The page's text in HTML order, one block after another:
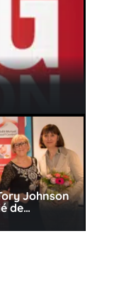
Johnson
de…